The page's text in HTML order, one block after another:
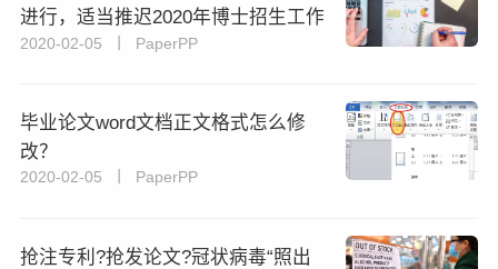
进行，适当推迟2020年博士招生工作
2020-02-05 丨 PaperPP
毕业论文word文档正文格式怎么修
改？
2020-02-05 丨 PaperPP
抢注专利?抢发论文?冠状病毒“照出